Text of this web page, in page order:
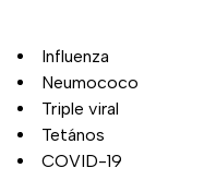
Influenza
Neumococo
Triple viral
Tetános
COVID-19